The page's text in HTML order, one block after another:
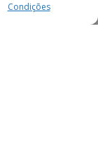
Condições